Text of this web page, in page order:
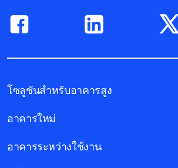
โซลูชันสำหรับอาคารสูง
อาคารใหม่
อาคารระหว่างใช้งาน